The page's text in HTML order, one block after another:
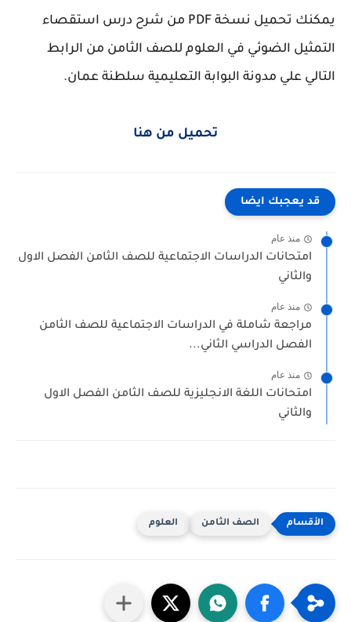
يمكنك تحميل نسخة PDF من شرح درس استقصاء
التمثيل الضوئي في العلوم للصف الثامن من الرابط
التالي علي مدونة البوابة التعليمية سلطنة عمان.
تحميل من هنا
قد يعجبك ايضا
منذ عام
امتحانات الدراسات الاجتماعية للصف الثامن الفصل الاول
والثاني
منذ عام
مراجعة شاملة في الدراسات الاجتماعية للصف الثامن
الفصل الدراسي الثاني...
منذ عام
امتحانات اللغة الانجليزية للصف الثامن الفصل الاول
والثاني
الصف الثامن العلوم